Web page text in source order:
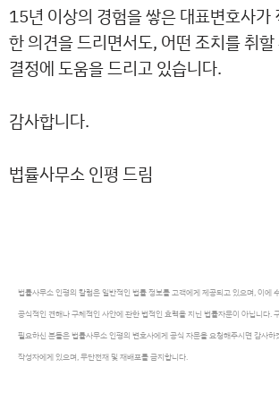
15년 이상의 경험을 쌓은 대표변호사가
한 의견을 드리면서도, 어떤 조치를 취
결정에 도움을 드리고 있습니다.
감사합니다.
법률사무소 인평 드림
법률사무소 인평의 칼럼은 일반적인 법률 정보를 고객에게 제공되고 있으며, 이에
공식적인 견해나 구체적인 사안에 관한 법적인 효력을 지닌 법률자문이 아닙니다.
필요하신 분들은 법률사무소 인평의 변호사에게 공식 자문을 요청해주시면 감사
작성자에게 있으며, 무단전재 및 재배포를 금지합니다.